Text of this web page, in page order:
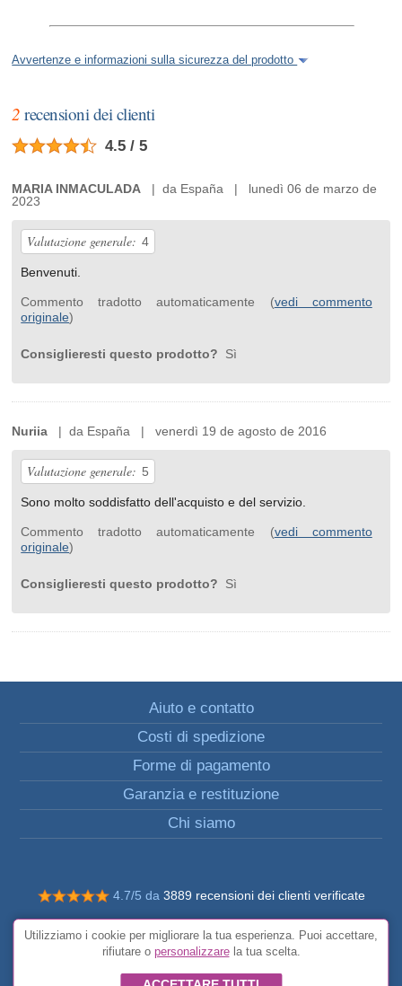
Avvertenze e informazioni sulla sicurezza del prodotto
2 recensioni dei clienti
4.5 / 5
MARIA INMACULADA | da España | lunedì 06 de marzo de
2023
Valutazione generale: 4
Benvenuti.
Commento tradotto automaticamente (vedi commento
originale)
Consiglieresti questo prodotto? Sì
Nuriia | da España | venerdì 19 de agosto de 2016
Valutazione generale: 5
Sono molto soddisfatto dell'acquisto e del servizio.
Commento tradotto automaticamente (vedi commento
originale)
Consiglieresti questo prodotto? Sì
Aiuto e contatto
Costi di spedizione
Forme di pagamento
Garanzia e restituzione
Chi siamo
4.7/5 da 3889 recensioni dei clienti verificate
© Tutti i diritti riservati FunToCome
Condizioni generali
Utilizziamo i cookie per migliorare la tua esperienza. Puoi accettare,
rifiutare o personalizzarela tua scelta.